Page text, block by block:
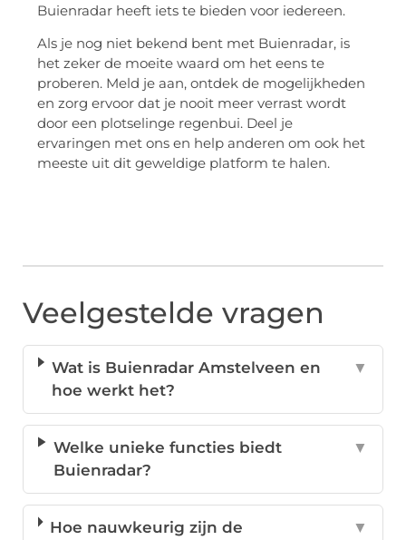
Buienradar heeft iets te bieden voor iedereen.
Als je nog niet bekend bent met Buienradar, is
het zeker de moeite waard om het eens te
proberen. Meld je aan, ontdek de mogelijkheden
en zorg ervoor dat je nooit meer verrast wordt
door een plotselinge regenbui. Deel je
ervaringen met ons en help anderen om ook het
meeste uit dit geweldige platform te halen.
Veelgestelde vragen
Wat is Buienradar Amstelveen en
hoe werkt het?
▼
Welke unieke functies biedt
Buienradar?
▼
Hoe nauwkeurig zijn de
▼